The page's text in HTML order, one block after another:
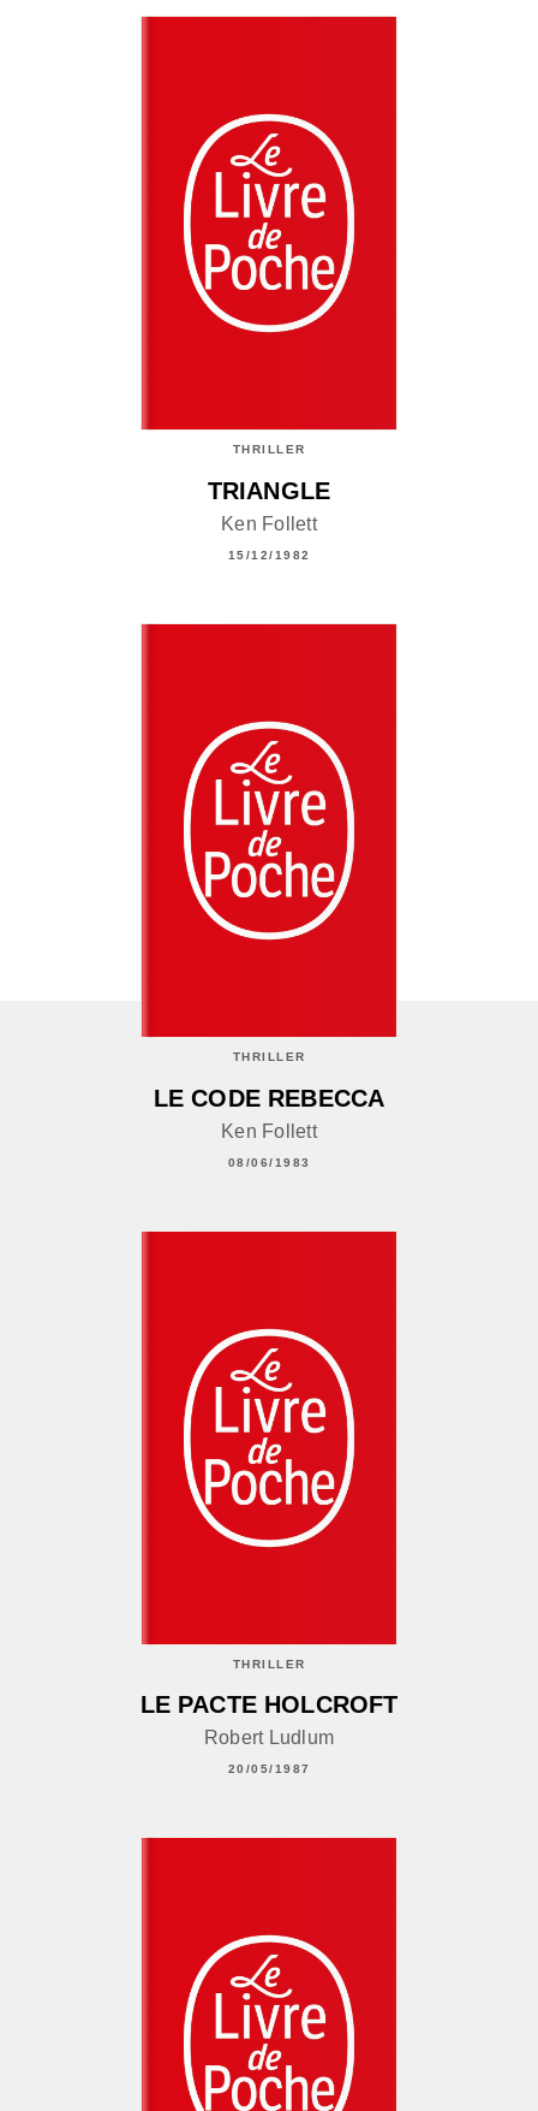
THRILLER
TRIANGLE
Ken Follett
15/12/1982
THRILLER
LE CODE REBECCA
Ken Follett
08/06/1983
THRILLER
LE PACTE HOLCROFT
Robert Ludlum
20/05/1987